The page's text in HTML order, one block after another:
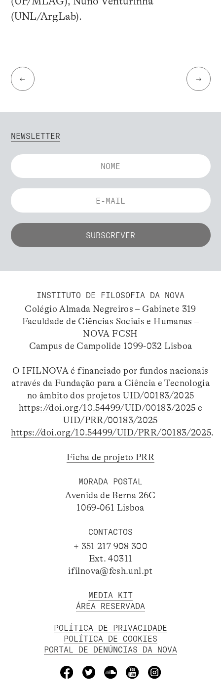
(UNL/ArgLab).
← →
NEWSLETTER
INSTITUTO DE FILOSOFIA DA NOVA
Colégio Almada Negreiros – Gabinete 319
Faculdade de Ciências Sociais e Humanas –
NOVA FCSH
Campus de Campolide 1099-032 Lisboa
O IFILNOVA é financiado por fundos nacionais
através da Fundação para a Ciência e Tecnologia
no âmbito dos projetos UID/00183/2025
https://doi.org/10.54499/UID/00183/2025 e
UID/PRR/00183/2025
https://doi.org/10.54499/UID/PRR/00183/2025.
Ficha de projeto PRR
MORADA POSTAL
Avenida de Berna 26C
1069-061 Lisboa
CONTACTOS
+ 351 217 908 300
Ext. 40311
ifilnova@fcsh.unl.pt
MEDIA KIT
ÁREA RESERVADA
POLÍTICA DE PRIVACIDADE
POLÍTICA DE COOKIES
PORTAL DE DENÚNCIAS DA NOVA